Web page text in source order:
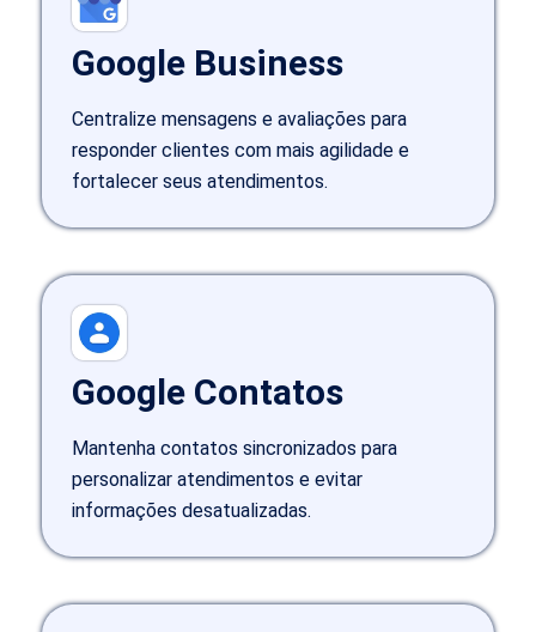
Google Business
Centralize mensagens e avaliações para
responder clientes com mais agilidade e
fortalecer seus atendimentos.
Google Contatos
Mantenha contatos sincronizados para
personalizar atendimentos e evitar
informações desatualizadas.